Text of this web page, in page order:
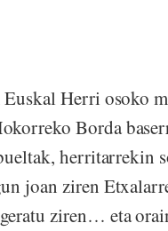
Herri osoko
Borda
herritarrekin
joan ziren
ziren… eta